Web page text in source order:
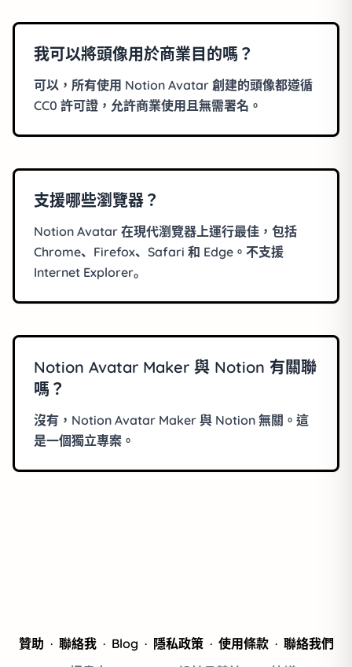
我可以將頭像用於商業目的嗎？
可以，所有使用 Notion Avatar 創建的頭像都遵循
CC0 許可證，允許商業使用且無需署名。
支援哪些瀏覽器？
Notion Avatar 在現代瀏覽器上運行最佳，包括
Chrome、Firefox、Safari 和 Edge。不支援
Internet Explorer。
Notion Avatar Maker 與 Notion 有關聯
嗎？
沒有，Notion Avatar Maker 與 Notion 無關。這
是一個獨立專案。
贊助 · 聯絡我 · Blog · 隱私政策 · 使用條款 · 聯絡我們